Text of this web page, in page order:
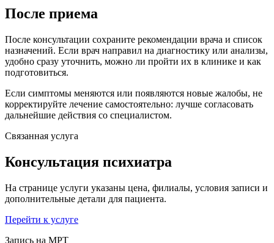
После приема
После консультации сохраните рекомендации врача и список
назначений. Если врач направил на диагностику или анализы,
удобно сразу уточнить, можно ли пройти их в клинике и как
подготовиться.
Если симптомы меняются или появляются новые жалобы, не
корректируйте лечение самостоятельно: лучше согласовать
дальнейшие действия со специалистом.
Связанная услуга
Консультация психиатра
На странице услуги указаны цена, филиалы, условия записи и
дополнительные детали для пациента.
Перейти к услуге
Запись на МРТ